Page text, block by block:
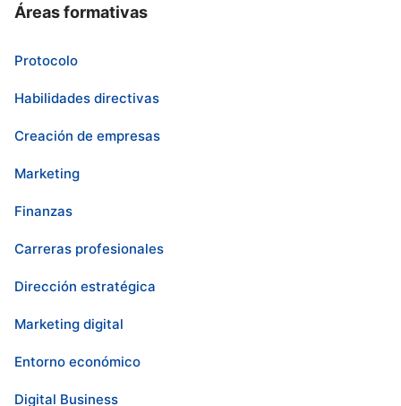
Áreas formativas
Protocolo
Habilidades directivas
Creación de empresas
Marketing
Finanzas
Carreras profesionales
Dirección estratégica
Marketing digital
Entorno económico
Digital Business